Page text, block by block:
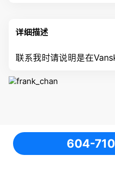
详细描述
联系我时请说明是在
604-